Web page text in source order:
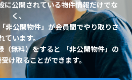
に公開されている物件情報だけでな
く、
非公開物件」が会員間でやり取りさ
ています。
（無料）をすると 「非公開物件」の
け取ることができます。